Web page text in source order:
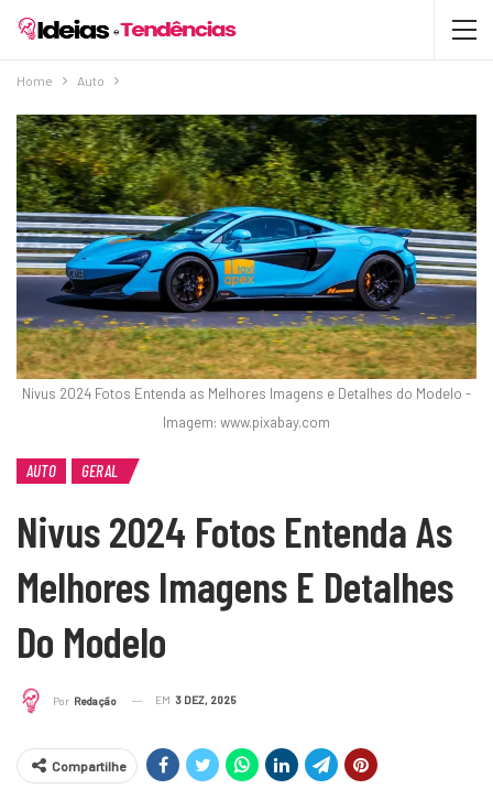
Home Auto
Nivus 2024 Fotos Entenda as Melhores Imagens e Detalhes do Modelo -
Imagem: www.pixabay.com
AUTO GERAL
Nivus 2024 Fotos Entenda As
Melhores Imagens E Detalhes
Do Modelo
Por Redação EM 3 DEZ, 2025
Compartilhe